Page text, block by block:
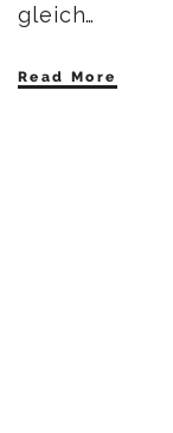
gleich…
Read More